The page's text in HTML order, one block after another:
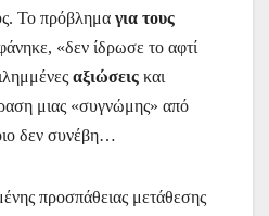
Το πρόβλημα για τους
«δεν ίδρωσε το αφτί
αξιώσεις και
μιας «συγνώμης» από
δεν συνέβη…
προσπάθειας μετάθεσης